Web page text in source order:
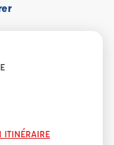
ITINÉRAIRE